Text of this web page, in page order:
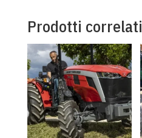
Prodotti correlati